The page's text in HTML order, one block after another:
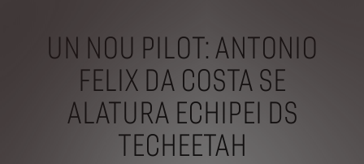
UN NOU PILOT: ANTONIO
FELIX DA COSTA SE
ALATURA ECHIPEI DS
TECHEETAH